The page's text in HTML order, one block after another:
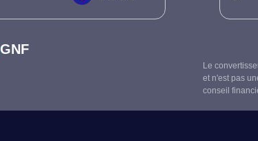
GNF
Le
et n'est pas
conseil